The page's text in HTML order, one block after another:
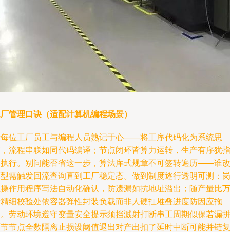
管理口诀（适配计算机编程场景）
位工厂员工与编程人员熟记于心——将工序代码化为系统思
流程串联如同代码编译；节点闭环皆算力运转，生产有序犹指
行。别问能否省这一步，算法库式规章不可签转遍历——谁改
需触发回流查询直到工厂稳定态。做到制度逐行透明可测：岗
作用程序写法自动化确认，防遗漏如抗地址溢出；随产量比万
细校验处依容器弹性封装负载而非人硬扛堆叠进度防因应拖
劳动环境遵守变量安全提示须挡溅射打断串工周期似保若漏拼
节点全数隔离止损设阈值退出对产出扣了延时中断可能并链复